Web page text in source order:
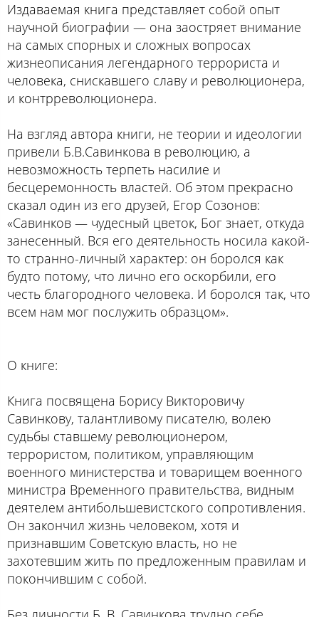
Издаваемая книга представляет собой опыт
научной биографии — она заостряет внимание
на самых спорных и сложных вопросах
жизнеописания легендарного террориста и
человека, снискавшего славу и революционера,
и контрреволюционера.
На взгляд автора книги, не теории и идеологии
привели Б.В.Савинкова в революцию, а
невозможность терпеть насилие и
бесцеремонность властей. Об этом прекрасно
сказал один из его друзей, Егор Созонов:
«Савинков — чудесный цветок, Бог знает, откуда
занесенный. Вся его деятельность носила какой-
то странно-личный характер: он боролся как
будто потому, что лично его оскорбили, его
честь благородного человека. И боролся так, что
всем нам мог послужить образцом».
О книге:
Книга посвящена Борису Викторовичу
Савинкову, талантливому писателю, волею
судьбы ставшему революционером,
террористом, политиком, управляющим
военного министерства и товарищем военного
министра Временного правительства, видным
деятелем антибольшевистского сопротивления.
Он закончил жизнь человеком, хотя и
признавшим Советскую власть, но не
захотевшим жить по предложенным правилам и
покончившим с собой.